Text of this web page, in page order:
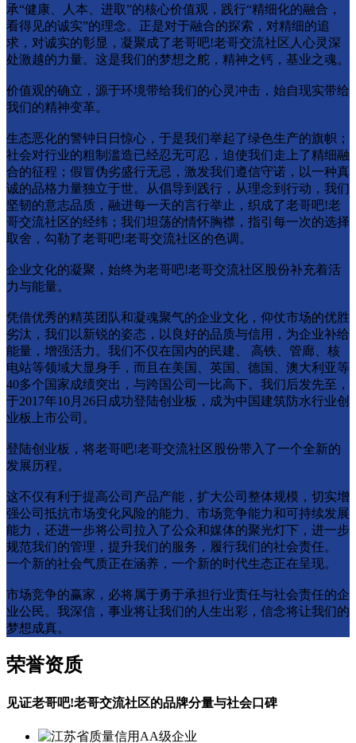
承“健康、人本、进取”的核心价值观，践行“精细化的融合，
看得⻅的诚实”的理念。正是对于融合的探索，对精细的追
求，对诚实的彰显，凝聚成了老哥吧!老哥交流社区人心灵深
处激越的力量。这是我们的梦想之舵，精神之钙，基业之魂。
价值观的确立，源于环境带给我们的心灵冲击，始自现实带给
我们的精神变革。
生态恶化的警钟日日惊心，于是我们举起了绿色生产的旗帜；
社会对行业的粗制滥造已经忍无可忍，迫使我们走上了精细融
合的征程；假冒伪劣盛行无忌，激发我们遵信守诺，以一种真
诚的品格力量独立于世。从倡导到践行，从理念到行动，我们
坚韧的意志品质，融进每一天的言行举止，织成了老哥吧!老
哥交流社区的经纬；我们坦荡的情怀胸襟，指引每一次的选择
取舍，勾勒了老哥吧!老哥交流社区的色调。
企业文化的凝聚，始终为老哥吧!老哥交流社区股份补充着活
力与能量。
凭借优秀的精英团队和凝魂聚气的企业文化，仰仗市场的优胜
劣汰，我们以新锐的姿态，以良好的品质与信用，为企业补给
能量，增强活力。我们不仅在国内的民建、 高铁、管廊、核
电站等领域大显身手，而且在美国、英国、德国、澳大利亚等
40多个国家成绩突出，与跨国公司一比高下。我们后发先至，
于2017年10月26日成功登陆创业板，成为中国建筑防水行业创
业板上市公司。
登陆创业板，将老哥吧!老哥交流社区股份带入了一个全新的
发展历程。
这不仅有利于提高公司产品产能，扩大公司整体规模，切实增
强公司抵抗市场变化⻛险的能力、市场竞争能力和可持续发展
能力，还进一步将公司拉入了公众和媒体的聚光灯下，进一步
规范我们的管理，提升我们的服务，履行我们的社会责任。
一个新的社会气质正在涵养，一个新的时代生态正在呈现。
市场竞争的赢家，必将属于勇于承担行业责任与社会责任的企
业公⺠。我深信，事业将让我们的人生出彩，信念将让我们的
梦想成真。
荣誉资质
见证老哥吧!老哥交流社区的品牌分量与社会口碑